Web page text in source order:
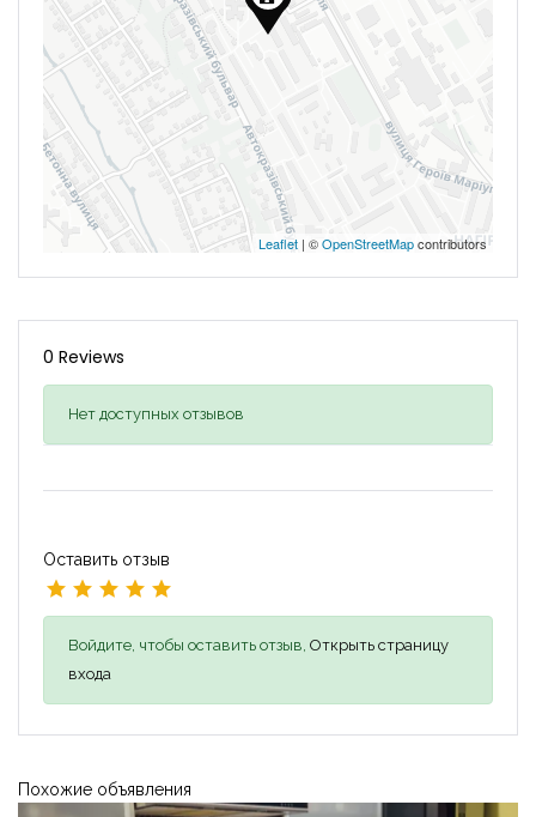
Leaflet | ©OpenStreetMapcontributors
0 Reviews
Нет доступных отзывов
Оставить отзыв
Войдите, чтобы оставить отзыв, Открыть страницу
входа
Похожие объявления